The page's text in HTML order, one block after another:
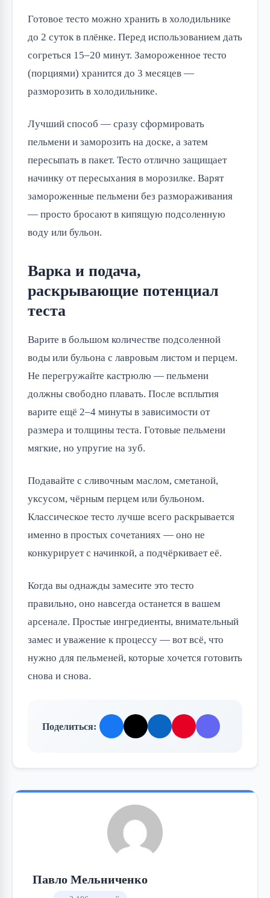
Готовое тесто можно хранить в холодильнике
до 2 суток в плёнке. Перед использованием дать
согреться 15–20 минут. Замороженное тесто
(порциями) хранится до 3 месяцев —
разморозить в холодильнике.
Лучший способ — сразу сформировать
пельмени и заморозить на доске, а затем
пересыпать в пакет. Тесто отлично защищает
начинку от пересыхания в морозилке. Варят
замороженные пельмени без размораживания
— просто бросают в кипящую подсоленную
воду или бульон.
Варка и подача,
раскрывающие потенциал
теста
Варите в большом количестве подсоленной
воды или бульона с лавровым листом и перцем.
Не перегружайте кастрюлю — пельмени
должны свободно плавать. После всплытия
варите ещё 2–4 минуты в зависимости от
размера и толщины теста. Готовые пельмени
мягкие, но упругие на зуб.
Подавайте с сливочным маслом, сметаной,
уксусом, чёрным перцем или бульоном.
Классическое тесто лучше всего раскрывается
именно в простых сочетаниях — оно не
конкурирует с начинкой, а подчёркивает её.
Когда вы однажды замесите это тесто
правильно, оно навсегда останется в вашем
арсенале. Простые ингредиенты, внимательный
замес и уважение к процессу — вот всё, что
нужно для пельменей, которые хочется готовить
снова и снова.
Поделиться:
Павло Мельниченко